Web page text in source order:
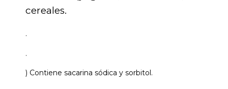
cereales.
.
.
) Contiene sacarina sódica y sorbitol.